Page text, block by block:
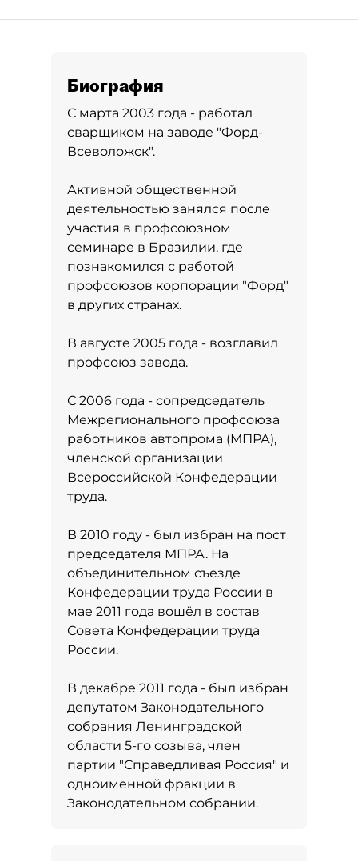
Биография
С марта 2003 года - работал
сварщиком на заводе "Форд-
Всеволожск".
Активной общественной
деятельностью занялся после
участия в профсоюзном
семинаре в Бразилии, где
познакомился с работой
профсоюзов корпорации "Форд"
в других странах.
В августе 2005 года - возглавил
профсоюз завода.
С 2006 года - сопредседатель
Межрегионального профсоюза
работников автопрома (МПРА),
членской организации
Всероссийской Конфедерации
труда.
В 2010 году - был избран на пост
председателя МПРА. На
объединительном съезде
Конфедерации труда России в
мае 2011 года вошёл в состав
Совета Конфедерации труда
России.
В декабре 2011 года - был избран
депутатом Законодательного
собрания Ленинградской
области 5-го созыва, член
партии "Справедливая Россия" и
одноименной фракции в
Законодательном собрании.